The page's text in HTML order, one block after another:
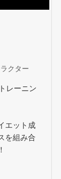
クター
レーニン
エット成
を組み合